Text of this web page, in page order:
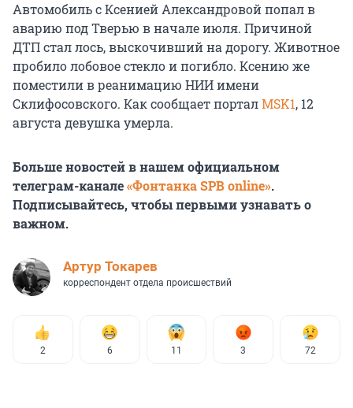
Автомобиль с Ксенией Александровой попал в
аварию под Тверью в начале июля. Причиной
ДТП стал лось, выскочивший на дорогу. Животное
пробило лобовое стекло и погибло. Ксению же
поместили в реанимацию НИИ имени
Склифосовского. Как сообщает порталMSK1, 12
августа девушка умерла.
Больше новостей в нашем официальном
телеграм-канале«Фонтанка SPB online».
Подписывайтесь, чтобы первыми узнавать о
важном.
Артур Токарев
корреспондент отдела происшествий
2 6 11 3 72